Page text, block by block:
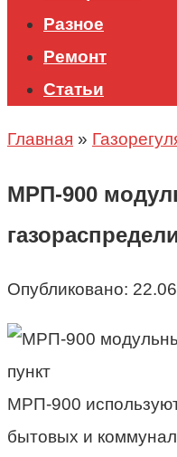
Разное
Ремонт
Статьи
Главная »
МРП-900
Опубликовано:
МРП-900
бытовых и